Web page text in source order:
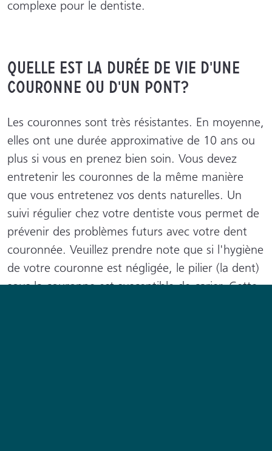
complexe pour le dentiste.
Quelle est la durée de vie d'une
couronne ou d'un pont?
Les couronnes sont très résistantes. En moyenne,
elles ont une durée approximative de 10 ans ou
plus si vous en prenez bien soin. Vous devez
entretenir les couronnes de la même manière
que vous entretenez vos dents naturelles. Un
suivi régulier chez votre dentiste vous permet de
prévenir des problèmes futurs avec votre dent
couronnée. Veuillez prendre note que si l'hygiène
de votre couronne est négligée, le pilier (la dent)
sous la couronne est susceptible de carier. Cette